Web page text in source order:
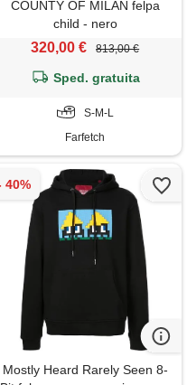
COUNTY OF MILAN felpa
child - nero
320,00 € 813,00 €
Sped. gratuita
S-M-L
Farfetch
Mostly Heard Rarely Seen 8-